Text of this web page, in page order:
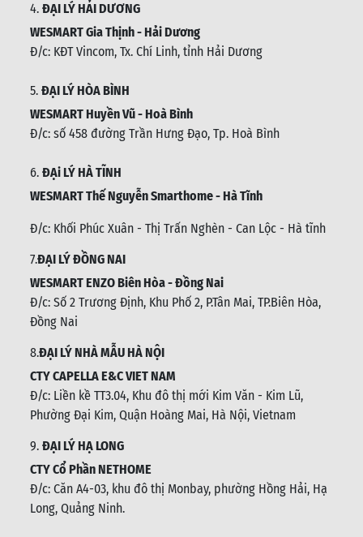
4. ĐẠI LÝ HẢI DƯƠNG
WESMART Gia Thịnh - Hải Dương
Đ/c: KĐT Vincom, Tx. Chí Linh, tỉnh Hải Dương
5. ĐẠI LÝ HÒA BÌNH
WESMART Huyền Vũ - Hoà Bình
Đ/c: số 458 đường Trần Hưng Đạo, Tp. Hoà Bình
6. ĐẠi LÝ HÀ TĨNH
WESMART Thế Nguyễn Smarthome - Hà Tĩnh
Đ/c: Khối Phúc Xuân - Thị Trấn Nghèn - Can Lộc - Hà tĩnh
7.ĐẠI LÝ ĐỒNG NAI
WESMART ENZO Biên Hòa - Đồng Nai
Đ/c: Số 2 Trương Định, Khu Phố 2, P.Tân Mai, TP.Biên Hòa,
Đồng Nai
8.ĐẠI LÝ NHÀ MẪU HÀ NỘI
CTY CAPELLA E&C VIET NAM
Đ/c: Liền kề TT3.04, Khu đô thị mới Kim Văn - Kim Lũ,
Phường Đại Kim, Quận Hoàng Mai, Hà Nội, Vietnam
9. ĐẠI LÝ HẠ LONG
CTY Cổ Phần NETHOME
Đ/c: Căn A4-03, khu đô thị Monbay, phường Hồng Hải, Hạ
Long, Quảng Ninh.